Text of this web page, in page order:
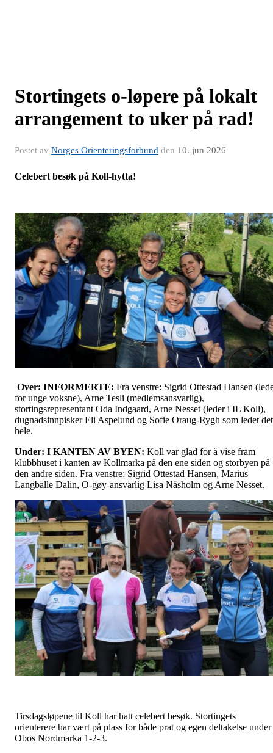
Stortingets o-løpere på lokalt
arrangement to uker på rad!
Postet av Norges Orienteringsforbund den 10. jun 2026
Celebert besøk på Koll-hytta!
Over: INFORMERTE: Fra venstre: Sigrid Ottestad Hansen
for unge voksne), Arne Tesli (medlemsansvarlig),
stortingsrepresentant Oda Indgaard, Arne Nesset (leder i IL Koll),
dugnadsinnpisker Eli Aspelund og Sofie Oraug-Rygh som ledet det
hele.
Under: I KANTEN AV BYEN: Koll var glad for å vise fram
klubbhuset i kanten av Kollmarka på den ene siden og storbyen på
den andre siden. Fra venstre: Sigrid Ottestad Hansen, Marius
Langballe Dalin, O-gøy-ansvarlig Lisa Näsholm og Arne Nesset.
Tirsdagsløpene til Koll har hatt celebert besøk. Stortingets
orienterere har vært på plass for både prat og egen deltakelse under
Obos Nordmarka 1-2-3.